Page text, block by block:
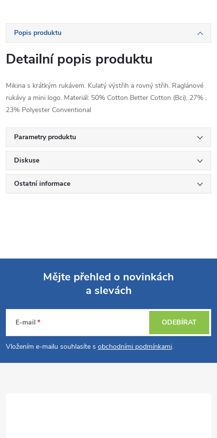
Popis produktu
Detailní popis produktu
Mikina s krátkým rukávem. Kulatý výstřih a rovný střih. Raglánové
rukávy a mini logo. Materiál: 50% Cotton Better Cotton (Bci), 27% ,
23% Polyester Conventional
Parametry produktu
Diskuse
Ostatní informace
p
a
Mějte přehled o novinkách
a slevách
E-mail
Vložením e-mailu souhlasíte s obchodními podmínkami.
ODEBÍRAT